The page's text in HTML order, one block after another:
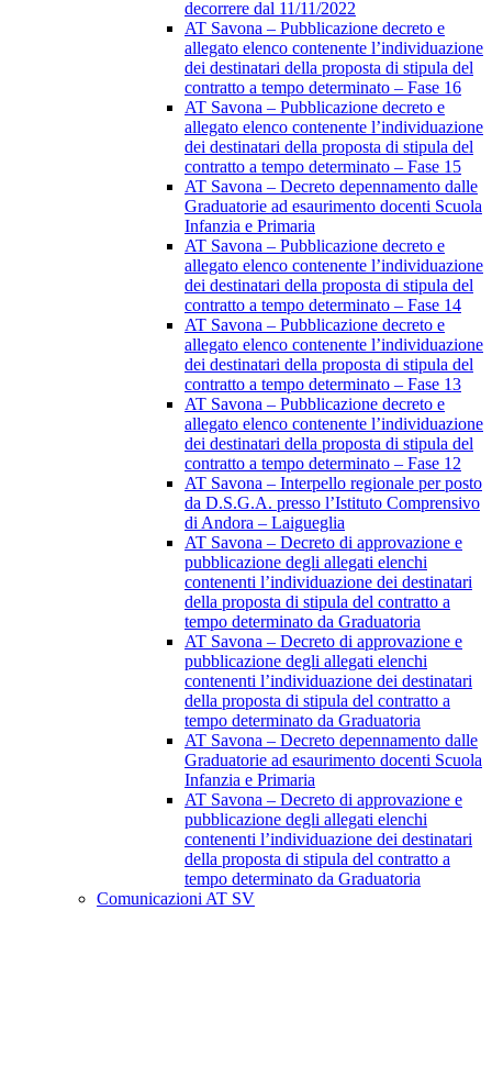
decorrere dal 11/11/2022
AT Savona – Pubblicazione decreto e
allegato elenco contenente l’individuazione
dei destinatari della proposta di stipula del
contratto a tempo determinato – Fase 16
AT Savona – Pubblicazione decreto e
allegato elenco contenente l’individuazione
dei destinatari della proposta di stipula del
contratto a tempo determinato – Fase 15
AT Savona – Decreto depennamento dalle
Graduatorie ad esaurimento docenti Scuola
Infanzia e Primaria
AT Savona – Pubblicazione decreto e
allegato elenco contenente l’individuazione
dei destinatari della proposta di stipula del
contratto a tempo determinato – Fase 14
AT Savona – Pubblicazione decreto e
allegato elenco contenente l’individuazione
dei destinatari della proposta di stipula del
contratto a tempo determinato – Fase 13
AT Savona – Pubblicazione decreto e
allegato elenco contenente l’individuazione
dei destinatari della proposta di stipula del
contratto a tempo determinato – Fase 12
AT Savona – Interpello regionale per posto
da D.S.G.A. presso l’Istituto Comprensivo
di Andora – Laigueglia
AT Savona – Decreto di approvazione e
pubblicazione degli allegati elenchi
contenenti l’individuazione dei destinatari
della proposta di stipula del contratto a
tempo determinato da Graduatoria
AT Savona – Decreto di approvazione e
pubblicazione degli allegati elenchi
contenenti l’individuazione dei destinatari
della proposta di stipula del contratto a
tempo determinato da Graduatoria
AT Savona – Decreto depennamento dalle
Graduatorie ad esaurimento docenti Scuola
Infanzia e Primaria
AT Savona – Decreto di approvazione e
pubblicazione degli allegati elenchi
contenenti l’individuazione dei destinatari
della proposta di stipula del contratto a
tempo determinato da Graduatoria
Comunicazioni AT SV